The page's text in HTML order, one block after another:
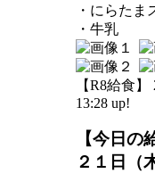
・にらたま
・牛乳
【R8給食】
13:28 up!
【今日の
２１日（